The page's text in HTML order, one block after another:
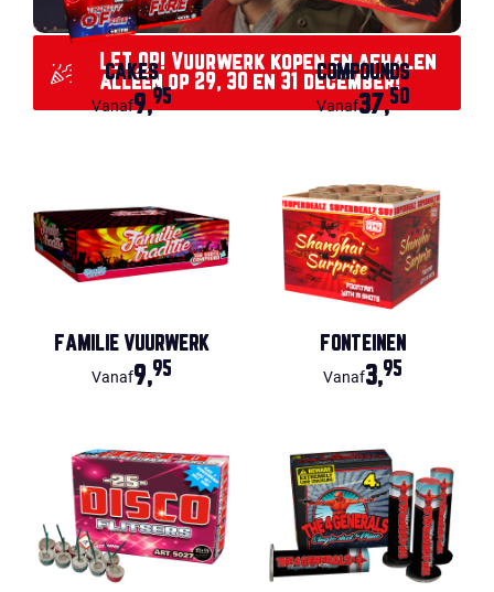
LET OP! Vuurwerk kopen en afhalen
alléén op 29, 30 en 31 december!
CAKES
Vanaf9,95
COMPOUNDS
Vanaf37,50
FAMILIE VUURWERK
Vanaf9,95
FONTEINEN
Vanaf3,95